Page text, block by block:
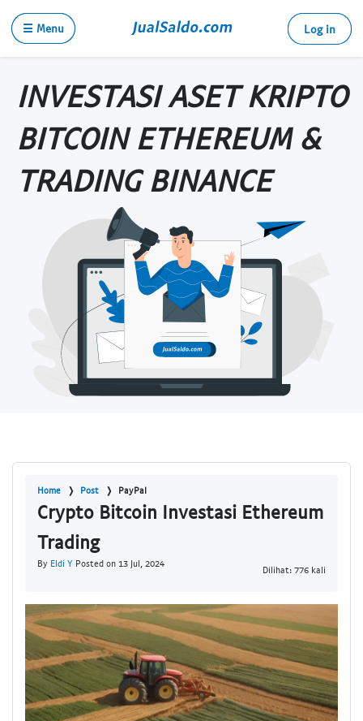
☰ Menu Log in
INVESTASI ASET KRIPTO
BITCOIN ETHEREUM &
TRADING BINANCE
Home Post PayPal
Crypto Bitcoin Investasi Ethereum
Trading
By Eldi Y Posted on 13 Jul, 2024
Dilihat: 776 kali